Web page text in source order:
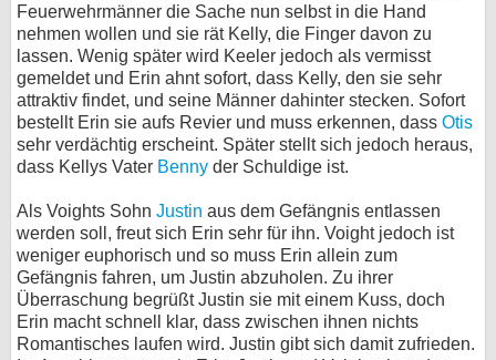
Feuerwehrmänner die Sache nun selbst in die Hand
nehmen wollen und sie rät Kelly, die Finger davon zu
lassen. Wenig später wird Keeler jedoch als vermisst
gemeldet und Erin ahnt sofort, dass Kelly, den sie sehr
attraktiv findet, und seine Männer dahinter stecken. Sofort
bestellt Erin sie aufs Revier und muss erkennen, dass Otis
sehr verdächtig erscheint. Später stellt sich jedoch heraus,
dass Kellys Vater Benny der Schuldige ist.
Als Voights Sohn Justin aus dem Gefängnis entlassen
werden soll, freut sich Erin sehr für ihn. Voight jedoch ist
weniger euphorisch und so muss Erin allein zum
Gefängnis fahren, um Justin abzuholen. Zu ihrer
Überraschung begrüßt Justin sie mit einem Kuss, doch
Erin macht schnell klar, dass zwischen ihnen nichts
Romantisches laufen wird. Justin gibt sich damit zufrieden.